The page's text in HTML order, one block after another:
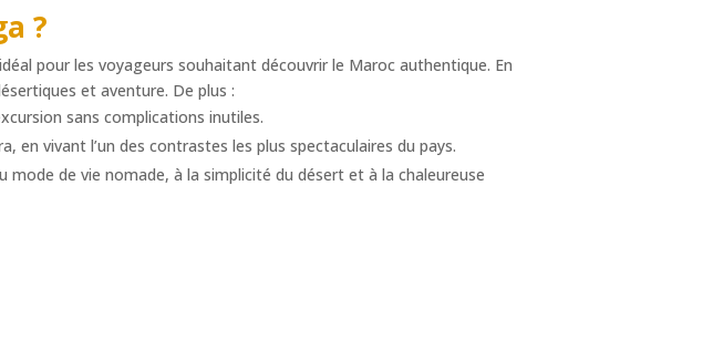
?
pour les voyageurs souhaitant découvrir le Maroc authentique. En
et aventure. De plus :
sans complications inutiles.
en vivant l’un des contrastes les plus spectaculaires du pays.
de vie nomade, à la simplicité du désert et à la chaleureuse